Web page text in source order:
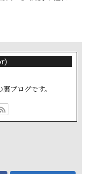
ブログです。